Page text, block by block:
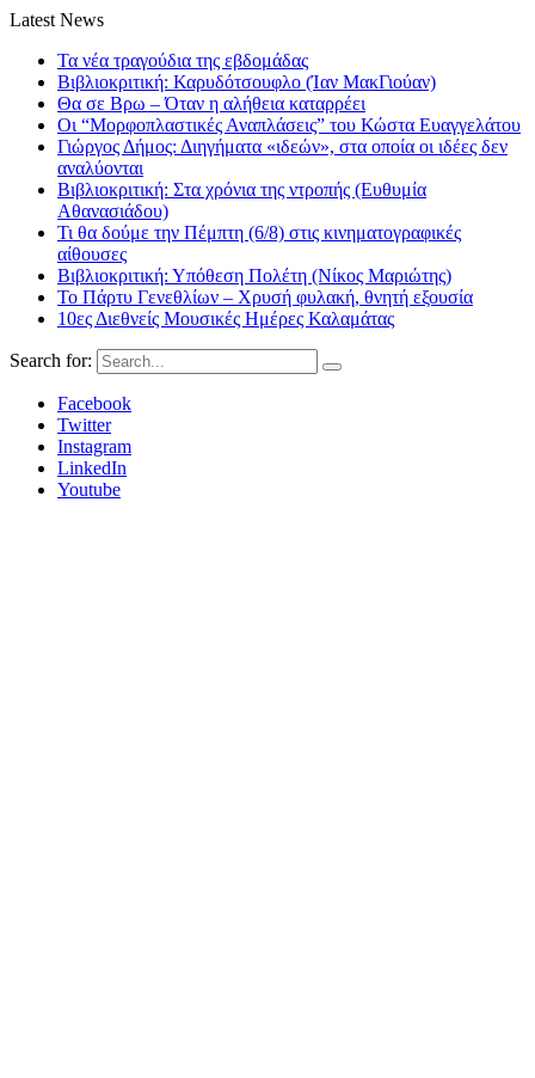
Latest News
Τα νέα τραγούδια της εβδομάδας
Βιβλιοκριτική: Καρυδότσουφλο (Ίαν ΜακΓιούαν)
Θα σε Βρω – Όταν η αλήθεια καταρρέει
Οι “Μορφοπλαστικές Αναπλάσεις” του Κώστα Ευαγγελάτου
Γιώργος Δήμος: Διηγήματα «ιδεών», στα οποία οι ιδέες δεν
αναλύονται
Βιβλιοκριτική: Στα χρόνια της ντροπής (Ευθυμία
Αθανασιάδου)
Τι θα δούμε την Πέμπτη (6/8) στις κινηματογραφικές
αίθουσες
Βιβλιοκριτική: Υπόθεση Πολέτη (Νίκος Μαριώτης)
Το Πάρτυ Γενεθλίων – Χρυσή φυλακή, θνητή εξουσία
10ες Διεθνείς Μουσικές Ημέρες Καλαμάτας
Search for:
Facebook
Twitter
Instagram
LinkedIn
Youtube